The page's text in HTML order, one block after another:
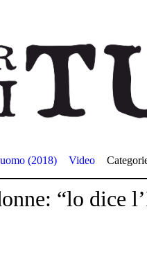
(2018) Video
“lo dice